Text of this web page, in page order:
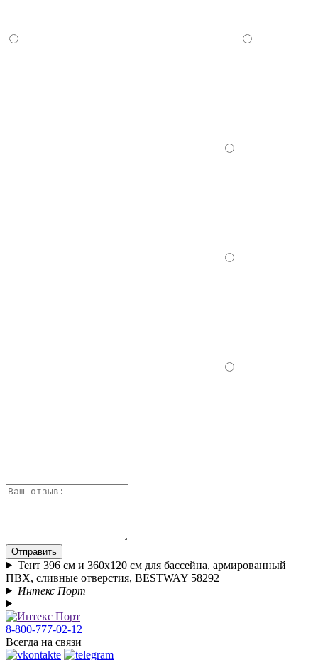
Отправить
Тент 396 см и 360x120 см для бассейна, армированный
ПВХ, сливные отверстия, BESTWAY 58292
Интекс Порт
8-800-777-02-12
Всегда на связи